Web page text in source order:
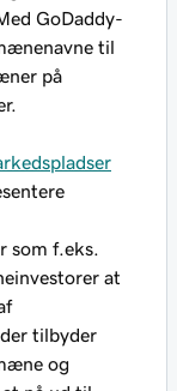
GoDaddy-
til
på
som f.eks.
at
tilbyder
og